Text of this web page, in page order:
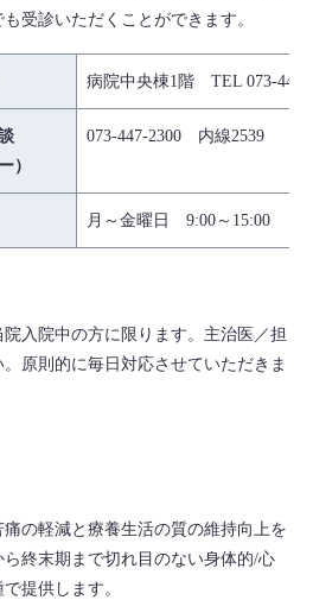
受診いただくことができます。
病院中央棟1階 TEL 073-
）
073-447-2300 内線2539
月～金曜日 9:00～15:00
入院中の方に限ります。主治医／担
原則的に毎日対応させていただきま
の軽減と療養生活の質の維持向上を
終末期まで切れ目のない身体的/心
提供します。